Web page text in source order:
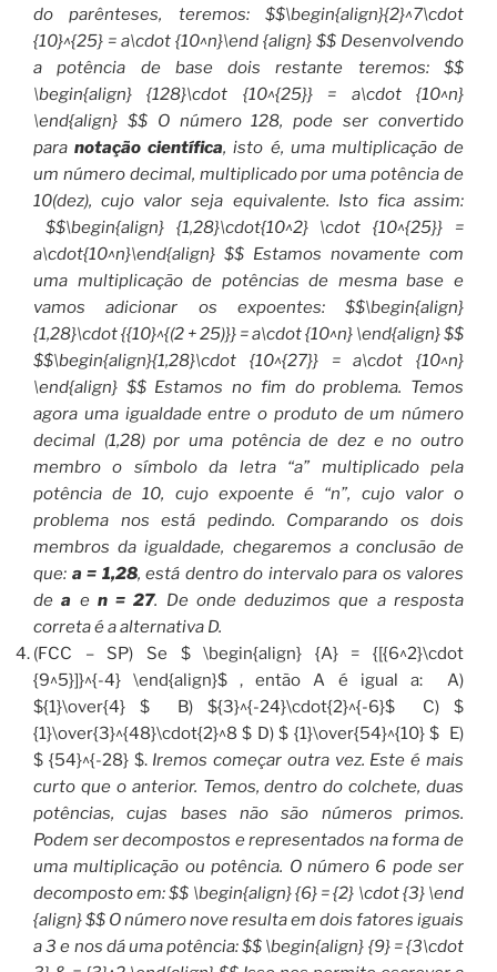
do parênteses, teremos: $$\begin{align}{2}^7\cdot
{10}^{25} = a\cdot {10^n}\end {align} $$ Desenvolvendo
a potência de base dois restante teremos: $$
\begin{align} {128}\cdot {10^{25}} = a\cdot {10^n}
\end{align} $$ O número 128, pode ser convertido
paranotação científica, isto é, uma multiplicação de
um número decimal, multiplicado por uma potência de
10(dez), cujo valor seja equivalente. Isto fica assim:
$$\begin{align} {1,28}\cdot{10^2} \cdot {10^{25}} =
a\cdot{10^n}\end{align} $$ Estamos novamente com
uma multiplicação de potências de mesma base e
vamos adicionar os expoentes: $$\begin{align}
{1,28}\cdot {{10}^{(2 + 25)}} = a\cdot {10^n} \end{align} $$
$$\begin{align}{1,28}\cdot {10^{27}} = a\cdot {10^n}
\end{align} $$ Estamos no fim do problema. Temos
agora uma igualdade entre o produto de um número
decimal (1,28) por uma potência de dez e no outro
membro o símbolo da letra “a” multiplicado pela
potência de 10, cujo expoente é “n”, cujo valor o
problema nos está pedindo. Comparando os dois
membros da igualdade, chegaremos a conclusão de
que: a = 1,28, está dentro do intervalo para os valores
dea en = 27. De onde deduzimos que a resposta
correta é a alternativa D.
(FCC – SP) Se $ \begin{align} {A} = {[{6^2}\cdot
{9^5}]}^{-4} \end{align}$ , então A é igual a: A)
${1}\over{4} $ B) ${3}^{-24}\cdot{2}^{-6}$ C) $
{1}\over{3}^{48}\cdot{2}^8 $ D) $ {1}\over{54}^{10} $ E)
$ {54}^{-28} $.Iremos começar outra vez. Este é mais
curto que o anterior. Temos, dentro do colchete, duas
potências, cujas bases não são números primos.
Podem ser decompostos e representados na forma de
uma multiplicação ou potência. O número 6 pode ser
decomposto em: $$ \begin{align} {6} = {2} \cdot {3} \end
{align} $$ O número nove resulta em dois fatores iguais
a 3 e nos dá uma potência: $$ \begin{align} {9} = {3\cdot